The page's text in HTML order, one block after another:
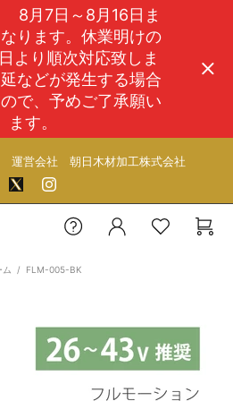
8月7日～8月16日ま
ります。休業明けの
より順次対応致しま
などが発生する場合
で、予めご了承願い
ます。
運営会社 朝日木材加工株式会社
ム FLM-005-BK